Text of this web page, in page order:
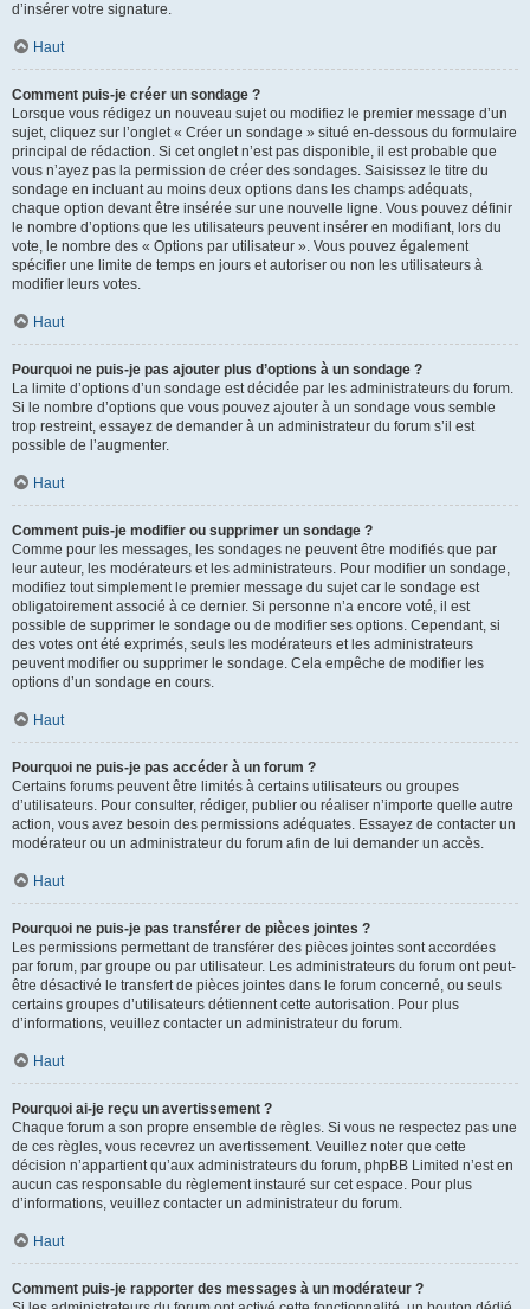
d’insérer votre signature.
Haut
Comment puis-je créer un sondage ?
Lorsque vous rédigez un nouveau sujet ou modifiez le premier message d’un
sujet, cliquez sur l’onglet « Créer un sondage » situé en-dessous du formulaire
principal de rédaction. Si cet onglet n’est pas disponible, il est probable que
vous n’ayez pas la permission de créer des sondages. Saisissez le titre du
sondage en incluant au moins deux options dans les champs adéquats,
chaque option devant être insérée sur une nouvelle ligne. Vous pouvez définir
le nombre d’options que les utilisateurs peuvent insérer en modifiant, lors du
vote, le nombre des « Options par utilisateur ». Vous pouvez également
spécifier une limite de temps en jours et autoriser ou non les utilisateurs à
modifier leurs votes.
Haut
Pourquoi ne puis-je pas ajouter plus d’options à un sondage ?
La limite d’options d’un sondage est décidée par les administrateurs du forum.
Si le nombre d’options que vous pouvez ajouter à un sondage vous semble
trop restreint, essayez de demander à un administrateur du forum s’il est
possible de l’augmenter.
Haut
Comment puis-je modifier ou supprimer un sondage ?
Comme pour les messages, les sondages ne peuvent être modifiés que par
leur auteur, les modérateurs et les administrateurs. Pour modifier un sondage,
modifiez tout simplement le premier message du sujet car le sondage est
obligatoirement associé à ce dernier. Si personne n’a encore voté, il est
possible de supprimer le sondage ou de modifier ses options. Cependant, si
des votes ont été exprimés, seuls les modérateurs et les administrateurs
peuvent modifier ou supprimer le sondage. Cela empêche de modifier les
options d’un sondage en cours.
Haut
Pourquoi ne puis-je pas accéder à un forum ?
Certains forums peuvent être limités à certains utilisateurs ou groupes
d’utilisateurs. Pour consulter, rédiger, publier ou réaliser n’importe quelle autre
action, vous avez besoin des permissions adéquates. Essayez de contacter un
modérateur ou un administrateur du forum afin de lui demander un accès.
Haut
Pourquoi ne puis-je pas transférer de pièces jointes ?
Les permissions permettant de transférer des pièces jointes sont accordées
par forum, par groupe ou par utilisateur. Les administrateurs du forum ont peut-
être désactivé le transfert de pièces jointes dans le forum concerné, ou seuls
certains groupes d’utilisateurs détiennent cette autorisation. Pour plus
d’informations, veuillez contacter un administrateur du forum.
Haut
Pourquoi ai-je reçu un avertissement ?
Chaque forum a son propre ensemble de règles. Si vous ne respectez pas une
de ces règles, vous recevrez un avertissement. Veuillez noter que cette
décision n’appartient qu’aux administrateurs du forum, phpBB Limited n’est en
aucun cas responsable du règlement instauré sur cet espace. Pour plus
d’informations, veuillez contacter un administrateur du forum.
Haut
Comment puis-je rapporter des messages à un modérateur ?